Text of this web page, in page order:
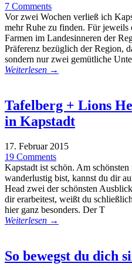
7 Comments
Vor zwei Wochen verließ ich
mehr Ruhe zu finden. Für
Farmen im Landesinneren der
Präferenz bezüglich der Region,
sondern nur zwei gemütliche
Weiterlesen →
Tafelberg + Lions
in Kapstadt
17. Februar 2015
19 Comments
Kapstadt ist schön. Am
wanderlustig bist, kannst du dir
Head zwei der schönsten
dir erarbeitest, weißt du
hier ganz besonders. Der T
Weiterlesen →
So bewegst du dich